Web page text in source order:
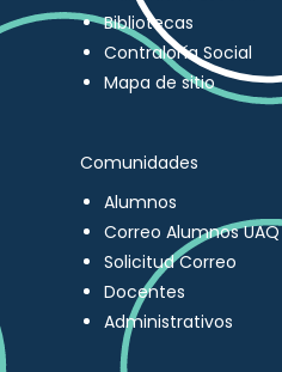
Bibliotecas
Contraloría Social
Mapa de sitio
Comunidades
Alumnos
Correo Alumnos UAQ
Solicitud Correo
Docentes
Administrativos